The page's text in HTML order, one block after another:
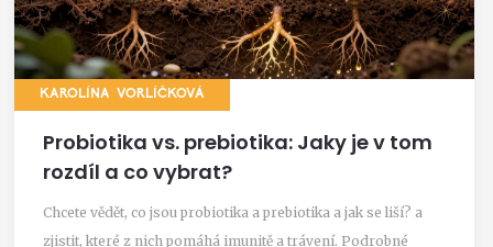
KAROLÍNA VORLÍČKOVÁ
Probiotika vs. prebiotika: Jaky je v tom
rozdíl a co vybrat?
Chcete vědět, co jsou probiotika a prebiotika a jak se liší? a
zjistit, které z nich pomáhá imunitě a trávení. Podrobné